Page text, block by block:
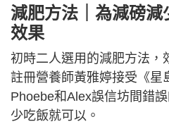
減肥方法｜為減磅減
效果
初時二人選用的減肥方法，
註冊營養師黃雅婷接受《星
Phoebe和Alex誤信坊間錯
少吃飯就可以。